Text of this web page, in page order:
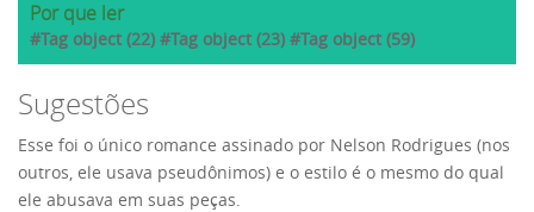
Por que ler
#Tag object (22) #Tag object (23) #Tag object (59)
Sugestões
Esse foi o único romance assinado por Nelson Rodrigues (nos
outros, ele usava pseudônimos) e o estilo é o mesmo do qual
ele abusava em suas peças.